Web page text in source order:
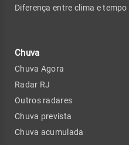
Diferença entre clima e tempo
Chuva
Chuva Agora
Radar RJ
Outros radares
Chuva prevista
Chuva acumulada